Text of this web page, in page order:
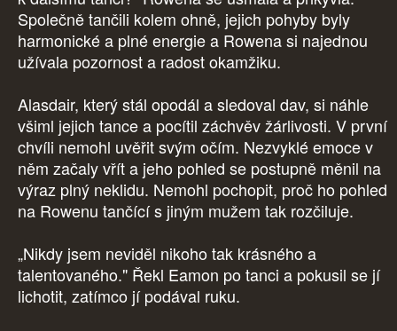
Společně tančili kolem ohně, jejich pohyby byly
harmonické a plné energie a Rowena si najednou
užívala pozornost a radost okamžiku.
Alasdair, který stál opodál a sledoval dav, si náhle
všiml jejich tance a pocítil záchvěv žárlivosti. V první
chvíli nemohl uvěřit svým očím. Nezvyklé emoce v
něm začaly vřít a jeho pohled se postupně měnil na
výraz plný neklidu. Nemohl pochopit, proč ho pohled
na Rowenu tančící s jiným mužem tak rozčiluje.
„Nikdy jsem neviděl nikoho tak krásného a
talentovaného." Řekl Eamon po tanci a pokusil se jí
lichotit, zatímco jí podával ruku.